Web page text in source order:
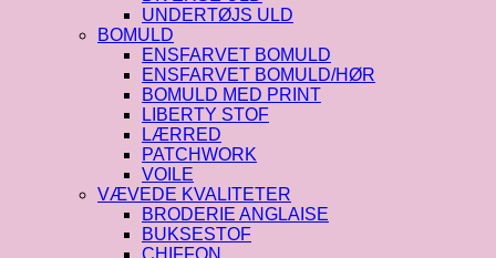
UNDERTØJS ULD
BOMULD
ENSFARVET BOMULD
ENSFARVET BOMULD/HØR
BOMULD MED PRINT
LIBERTY STOF
LÆRRED
PATCHWORK
VOILE
VÆVEDE KVALITETER
BRODERIE ANGLAISE
BUKSESTOF
CHIFFON